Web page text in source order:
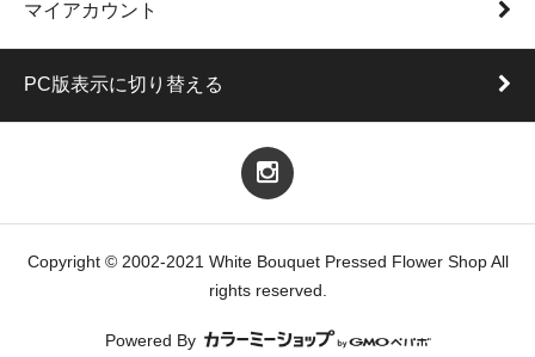
マイアカウント
PC版表示に切り替える
Copyright © 2002-2021 White Bouquet Pressed Flower Shop All
rights reserved.
Powered By